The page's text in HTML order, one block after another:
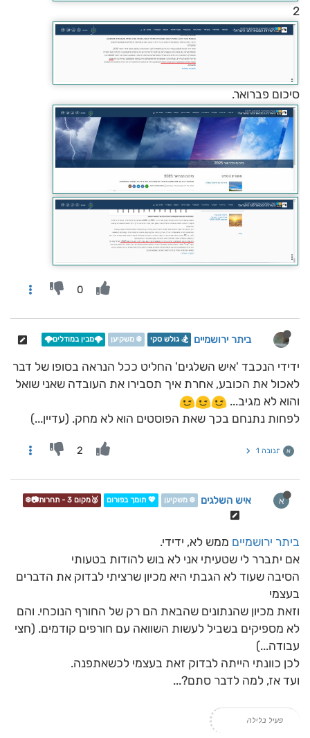
2
סיכום פברואר.
0
ביתר ירושמיים 🏂 גולש סקי ❄️ משקיען 🌩️מבין במודלים🌩️
ידידי הנכבד 'איש השלגים' החליט ככל הנראה בסופו של דבר
לאכול את הכובע, אחרת איך תסבירו את העובדה שאני שואל
והוא לא מגיב...
לפחות נתנחם בכך שאת הפוסטים הוא לא מחק. (עדיין...)
א תגובה 1 2
א איש השלגים ❄️ משקיען 💖 תומך בפורום 🥉מקום 3 - תחרות📷❄️
ביתר ירושמיים ממש לא, ידידי.
אם יתברר לי שטעיתי אני לא בוש להודות בטעותי
הסיבה שעוד לא הגבתי היא מכיון שרציתי לבדוק את הדברים
בעצמי
וזאת מכיון שהנתונים שהבאת הם רק של החורף הנוכחי. והם
לא מספיקים בשביל לעשות השוואה עם חורפים קודמים. (חצי
עבודה...)
לכן כוונתי הייתה לבדוק זאת בעצמי לכשאתפנה.
ועד אז, למה לדבר סתם?...
פעיל בלילה